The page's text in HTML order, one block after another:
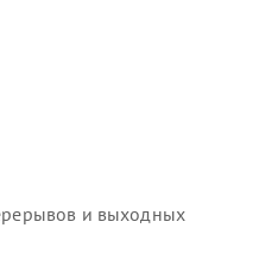
и выходных